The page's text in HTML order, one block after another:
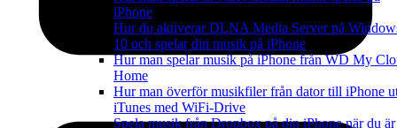
iPhone
Hur du aktiverar DLNA Media Server på
10 och spelar din musik på iPhone
Hur man spelar musik på iPhone från WD My
Home
Hur man överför musikfiler från dator till iPhone
iTunes med WiFi-Drive
Spela musik från Dropbox på din iPhone när du är